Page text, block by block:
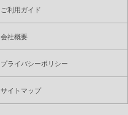
ご利用ガイド
会社概要
プライバシーポリシー
サイトマップ